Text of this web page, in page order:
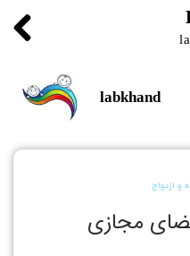
labkhand
و ازدواج
مجازی